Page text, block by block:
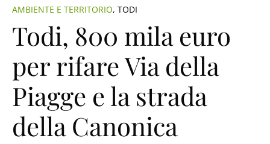
AMBIENTE E TERRITORIO, TODI
Todi, 800 mila euro
per rifare Via della
Piagge e la strada
della Canonica